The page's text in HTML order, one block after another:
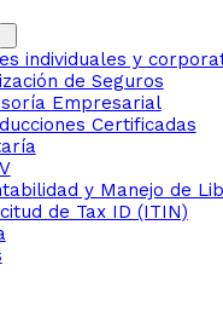
individuales y
de Seguros
Empresarial
Certificadas
y Manejo de
de Tax ID (ITIN)